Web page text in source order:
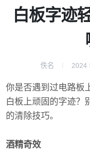
白板字迹
佚名 2024
你是否遇到过电路板
白板上顽固的字迹？
的清除技巧。
酒精奇效